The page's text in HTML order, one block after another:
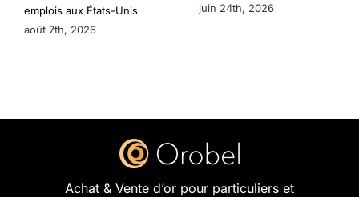
emplois aux États-Unis
août 7th, 2026
juin 24th, 2026
Achat & Vente d’or pour particuliers et